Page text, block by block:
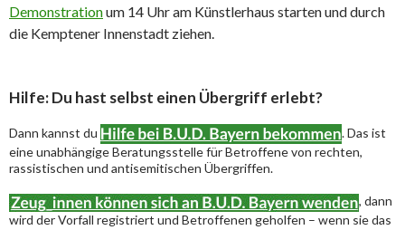
Demonstrationum 14 Uhr am Künstlerhaus starten und durch
die Kemptener Innenstadt ziehen.
Hilfe: Du hast selbst einen Übergriff erlebt?
Dann kannst du
. Das ist
eine unabhängige Beratungsstelle für Betroffene von rechten,
rassistischen und antisemitischen Übergriffen.
, dann
wird der Vorfall registriert und Betroffenen geholfen – wenn sie das